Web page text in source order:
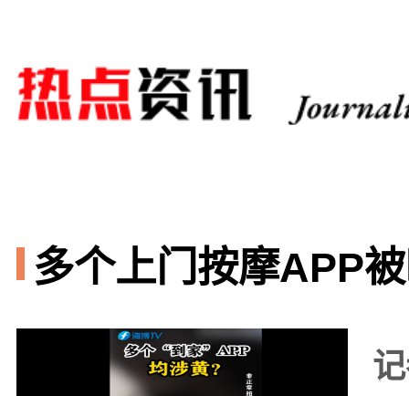
多个上门按摩APP